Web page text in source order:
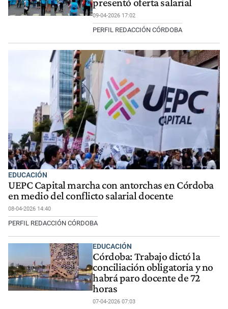
presentó oferta salarial
09-04-2026 17:02
PERFIL REDACCIÓN CÓRDOBA
EDUCACIÓN
UEPC Capital marcha con antorchas en Córdoba
en medio del conflicto salarial docente
08-04-2026 14:40
PERFIL REDACCIÓN CÓRDOBA
EDUCACIÓN
Córdoba: Trabajo dictó la
conciliación obligatoria y no
habrá paro docente de 72
horas
07-04-2026 07:03